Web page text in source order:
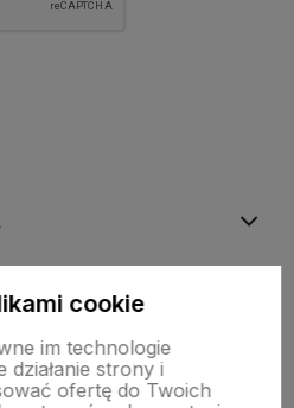
cookie
im technologie
działanie strony i
ofertę do Twoich